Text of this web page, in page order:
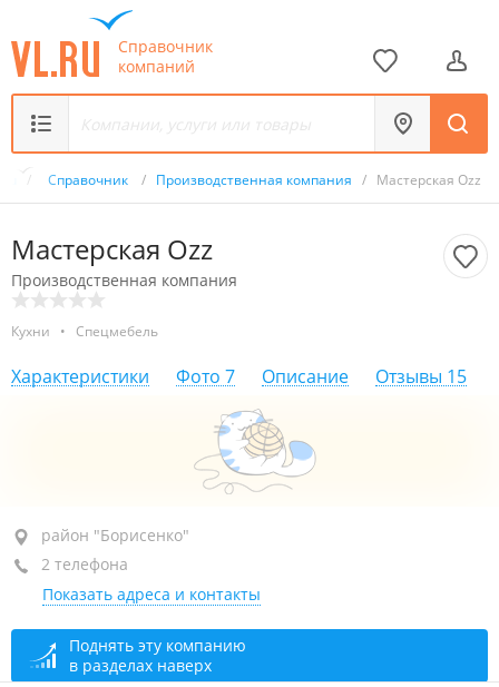
Справочник
компаний
/ Справочник / Производственная компания / Мастерская Ozz
Мастерская Ozz
Производственная компания
Кухни • Спецмебель
Характеристики Фото 7 Описание Отзывы 15
район "Борисенко", ул. Борисенко, 35А
+7 908 440-63-09
+7 994 004-05-41
Цех
открыто: 09:00–18:00
Салон, по предварительному звонку
район "Борисенко"
2 телефона
Показать адреса и контакты
Поднять эту компанию
в разделах наверх